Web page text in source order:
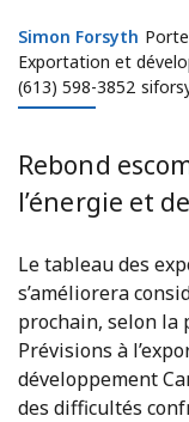
Simon Forsyth
Simon Forsyth
Exportation et
(613) 598-3852
Rebond
l’énergie et
Le tableau des
s’améliorera
prochain, selon la
Prévisions à
développement
des difficultés